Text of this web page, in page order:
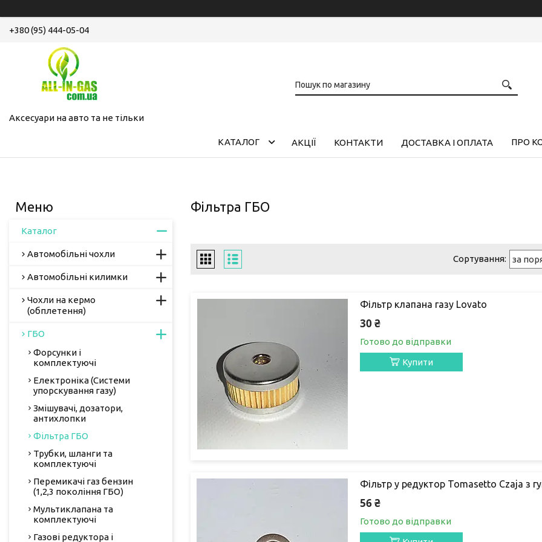
+380 (95) 444-05-04
Аксесуари на авто та не тільки
КАТАЛОГ АКЦІЇ КОНТАКТИ ДОСТАВКА І ОПЛАТА ПРО
Фільтра ГБО
Фільтр клапана газу Lovato
30 ₴
Готово до відправки
Купити
Фільтр у редуктор Tomasetto Czaja з
56 ₴
Готово до відправки
Каталог
Автомобільні чохли
Автомобільні килимки
Чохли на кермо
(обплетення)
ГБО
Форсунки і
комплектуючі
Електроніка (Системи
упорскування газу)
Змішувачі, дозатори,
антихлопки
Фільтра ГБО
Трубки, шланги та
комплектуючі
Перемикачі газ бензин
(1,2,3 покоління ГБО)
Мультиклапана та
комплектуючі
Газові редуктора і